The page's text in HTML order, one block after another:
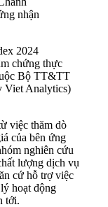
nhận
2024
chứng thực
Bộ TT&TT
Viet Analytics)
việc thăm dò
của bên ứng
nghiên cứu
lượng dịch vụ
cứ hỗ trợ việc
hoạt động
tới.